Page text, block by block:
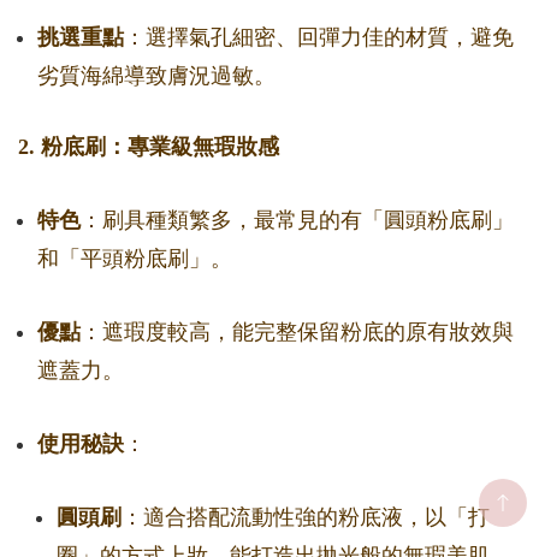
挑選重點：選擇氣孔細密、回彈力佳的材質，避免
劣質海綿導致膚況過敏。
2. 粉底刷：專業級無瑕妝感
特色：刷具種類繁多，最常見的有「圓頭粉底刷」
和「平頭粉底刷」。
優點：遮瑕度較高，能完整保留粉底的原有妝效與
遮蓋力。
使用秘訣 ：
圓頭刷 ：適合搭配流動性強的粉底液，以「打